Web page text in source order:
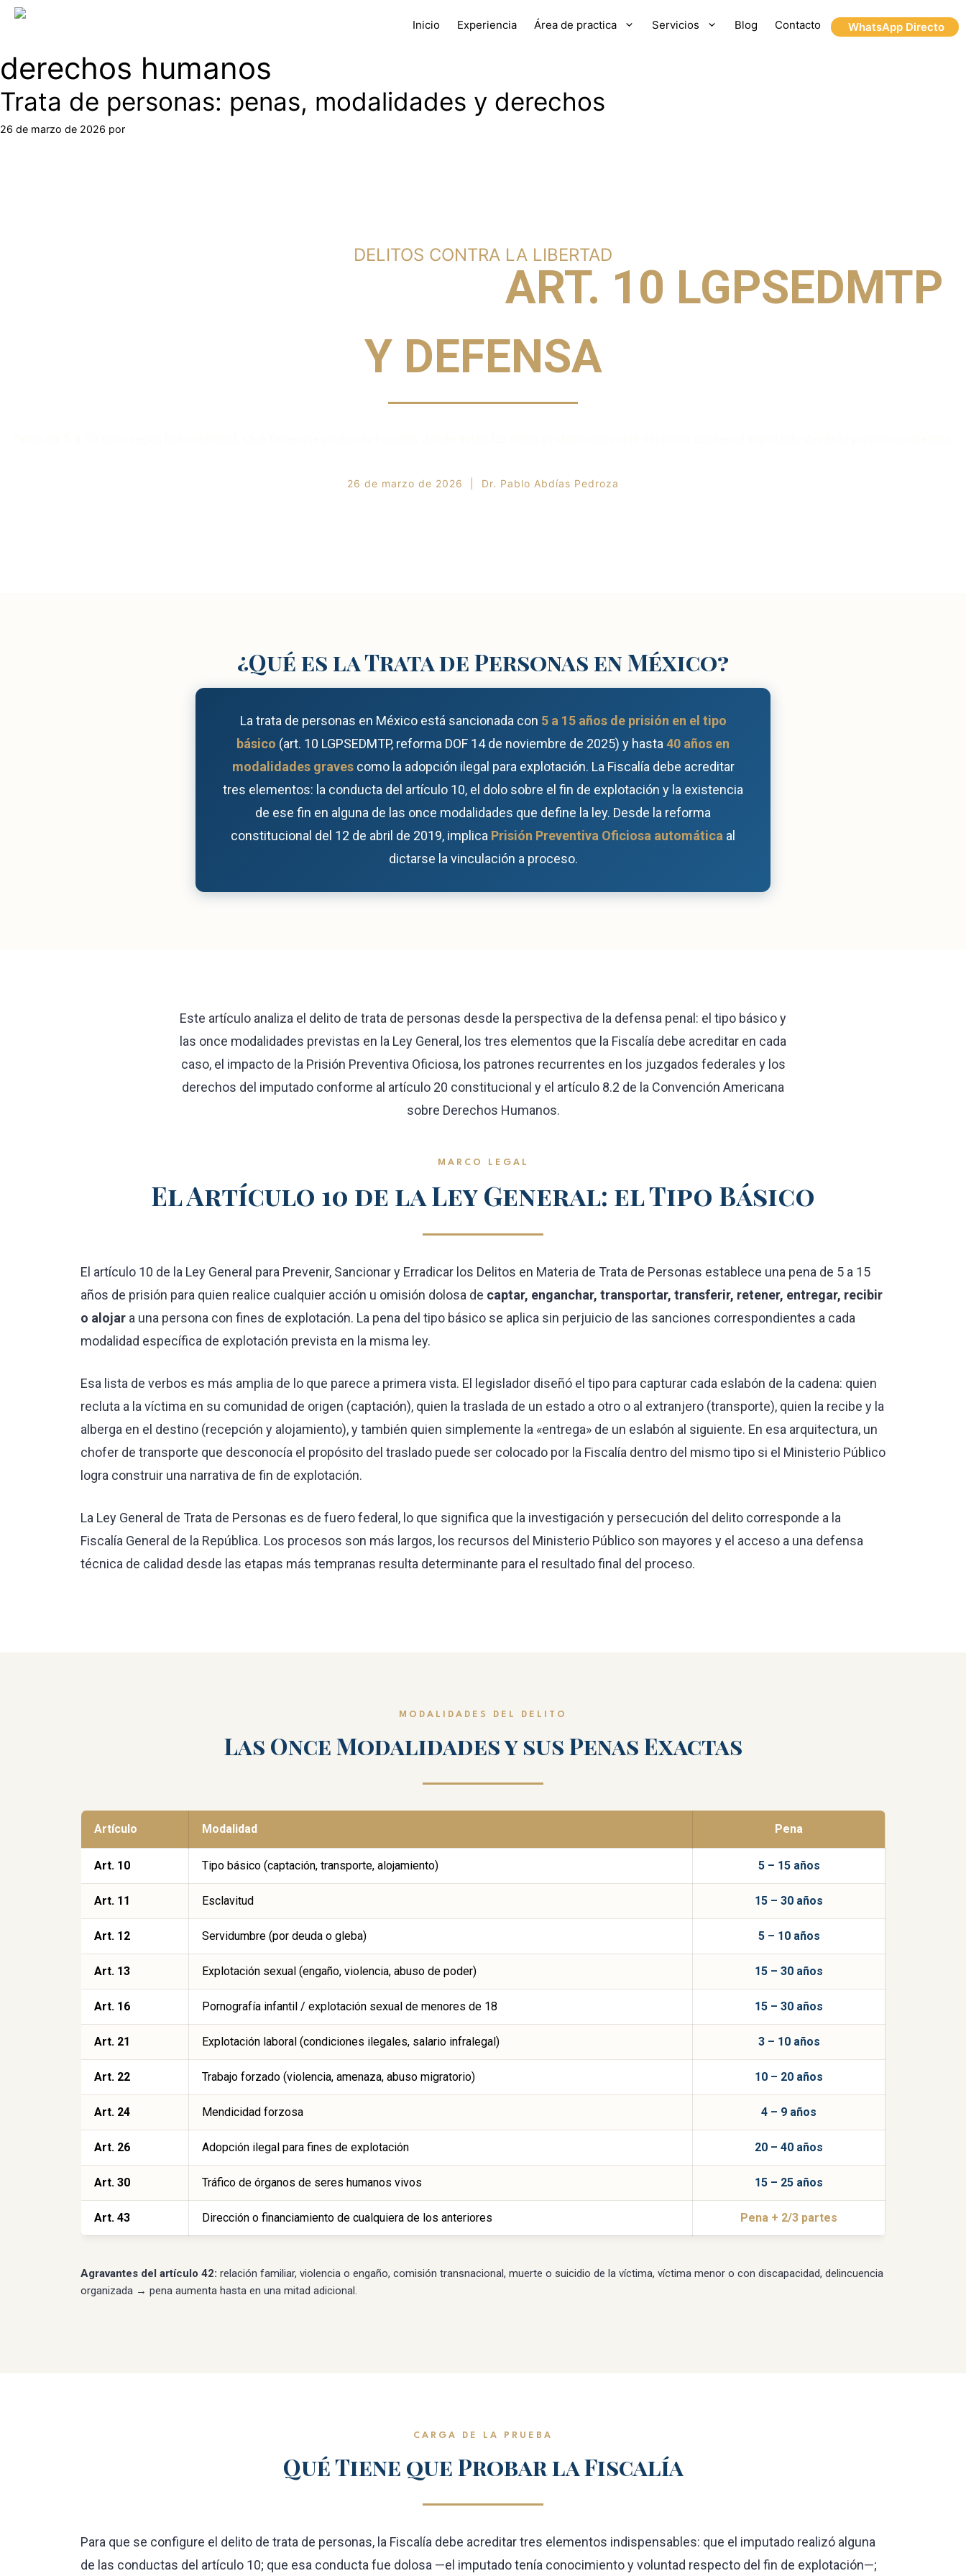
Inicio Experiencia Área de practica Servicios Blog Contacto WhatsApp Directo
derechos humanos
Trata de personas: penas, modalidades y derechos
26 de marzo de 2026 por
DELITOS CONTRA LA LIBERTAD
ART. 10 LGPSEDMTP
Y DEFENSA
26 de marzo de 2026 | Dr. Pablo Abdías Pedroza
¿Qué es la Trata de Personas en México?
La trata de personas en México está sancionada con 5 a 15 años de prisión en el tipo
básico (art. 10 LGPSEDMTP, reforma DOF 14 de noviembre de 2025) y hasta40 años en
modalidades gravescomo la adopción ilegal para explotación. La Fiscalía debe acreditar
tres elementos: la conducta del artículo 10, el dolo sobre el fin de explotación y la existencia
de ese fin en alguna de las once modalidades que define la ley. Desde la reforma
constitucional del 12 de abril de 2019, implica Prisión Preventiva Oficiosa automática al
dictarse la vinculación a proceso.
Este artículo analiza el delito de trata de personas desde la perspectiva de la defensa penal: el tipo básico y
las once modalidades previstas en la Ley General, los tres elementos que la Fiscalía debe acreditar en cada
caso, el impacto de la Prisión Preventiva Oficiosa, los patrones recurrentes en los juzgados federales y los
derechos del imputado conforme al artículo 20 constitucional y el artículo 8.2 de la Convención Americana
sobre Derechos Humanos.
MARCO LEGAL
El Artículo 10 de la Ley General: el Tipo Básico
El artículo 10 de la Ley General para Prevenir, Sancionar y Erradicar los Delitos en Materia de Trata de Personas establece una pena de 5 a 15
años de prisión para quien realice cualquier acción u omisión dolosa de captar, enganchar, transportar, transferir, retener, entregar, recibir
o alojar a una persona con fines de explotación. La pena del tipo básico se aplica sin perjuicio de las sanciones correspondientes a cada
modalidad específica de explotación prevista en la misma ley.
Esa lista de verbos es más amplia de lo que parece a primera vista. El legislador diseñó el tipo para capturar cada eslabón de la cadena: quien
recluta a la víctima en su comunidad de origen (captación), quien la traslada de un estado a otro o al extranjero (transporte), quien la recibe y la
alberga en el destino (recepción y alojamiento), y también quien simplemente la «entrega» de un eslabón al siguiente. En esa arquitectura, un
chofer de transporte que desconocía el propósito del traslado puede ser colocado por la Fiscalía dentro del mismo tipo si el Ministerio Público
logra construir una narrativa de fin de explotación.
La Ley General de Trata de Personas es de fuero federal, lo que significa que la investigación y persecución del delito corresponde a la
Fiscalía General de la República. Los procesos son más largos, los recursos del Ministerio Público son mayores y el acceso a una defensa
técnica de calidad desde las etapas más tempranas resulta determinante para el resultado final del proceso.
MODALIDADES DEL DELITO
Las Once Modalidades y sus Penas Exactas
Artículo Modalidad Pena
Art. 10 Tipo básico (captación, transporte, alojamiento) 5 – 15 años
Art. 11 Esclavitud 15 – 30 años
Art. 12 Servidumbre (por deuda o gleba) 5 – 10 años
Art. 13 Explotación sexual (engaño, violencia, abuso de poder) 15 – 30 años
Art. 16 Pornografía infantil / explotación sexual de menores de 18 15 – 30 años
Art. 21 Explotación laboral (condiciones ilegales, salario infralegal) 3 – 10 años
Art. 22 Trabajo forzado (violencia, amenaza, abuso migratorio) 10 – 20 años
Art. 24 Mendicidad forzosa 4 – 9 años
Art. 26 Adopción ilegal para fines de explotación 20 – 40 años
Art. 30 Tráfico de órganos de seres humanos vivos 15 – 25 años
Art. 43 Dirección o financiamiento de cualquiera de los anteriores Pena + 2/3 partes
Agravantes del artículo 42: relación familiar, violencia o engaño, comisión transnacional, muerte o suicidio de la víctima, víctima menor o con discapacidad, delincuencia
organizada → pena aumenta hasta en una mitad adicional.
CARGA DE LA PRUEBA
Qué Tiene que Probar la Fiscalía
Para que se configure el delito de trata de personas, la Fiscalía debe acreditar tres elementos indispensables: que el imputado realizó alguna
de las conductas del artículo 10; que esa conducta fue dolosa —el imputado tenía conocimiento y voluntad respecto del fin de explotación—;